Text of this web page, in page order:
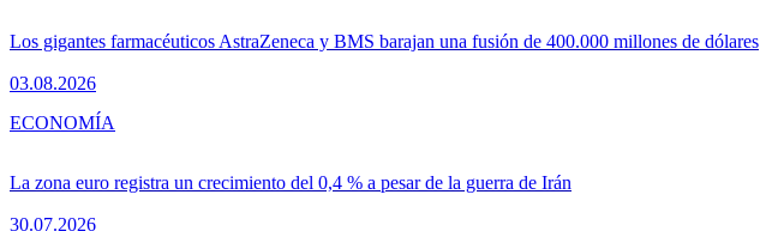
Los gigantes farmacéuticos AstraZeneca y BMS barajan una fusión de 400.000 millones de dólares
03.08.2026
La zona euro registra un crecimiento del 0,4 % a pesar de la guerra de Irán
30.07.2026
ECONOMÍA